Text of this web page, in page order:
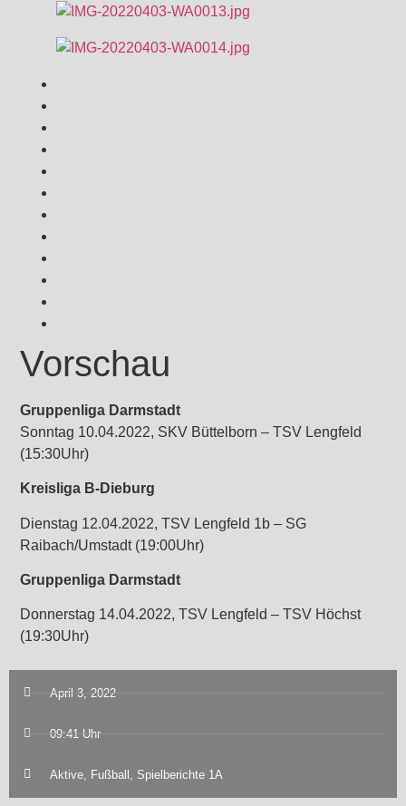
April 3, 2022
09:41 Uhr
Aktive Fußball Spielberichte 1A
Vorschau
Gruppenliga Darmstadt
Sonntag 10.04.2022, SKV Büttelborn – TSV Lengfeld
(15:30Uhr)
Kreisliga B-Dieburg
Dienstag 12.04.2022, TSV Lengfeld 1b – SG
Raibach/Umstadt (19:00Uhr)
Gruppenliga Darmstadt
Donnerstag 14.04.2022, TSV Lengfeld – TSV Höchst
(19:30Uhr)